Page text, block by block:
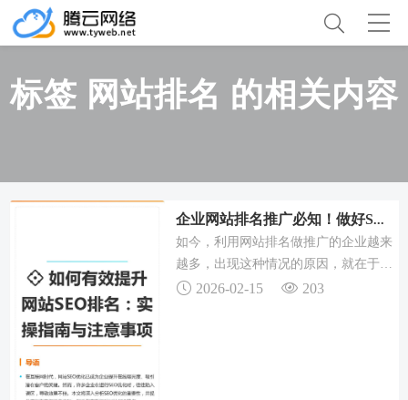
标签 网站排名 的相关内容
企业网站排名推广必知！做好SEO优化，流量转化不用愁
如今，利用网站排名做推广的企业越来
越多，出现这种情况的原因，就在于网
站排名推广可以扩大企业的宣传范围，
2026-02-15 203